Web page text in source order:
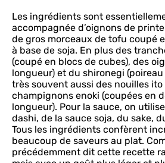
Les ingrédients sont
accompagnée d’oignons de
de gros morceaux de tofu coupé
à base de soja. En plus des
(coupé en blocs de cubes), des
longueur) et du shironegi
très souvent aussi des nouilles
champignons enoki (coupées en
longueur). Pour la sauce, on
dashi, de la sauce soja, du sake,
Tous les ingrédients confèrent
beaucoup de saveurs au plat.
précédemment dit cette recette